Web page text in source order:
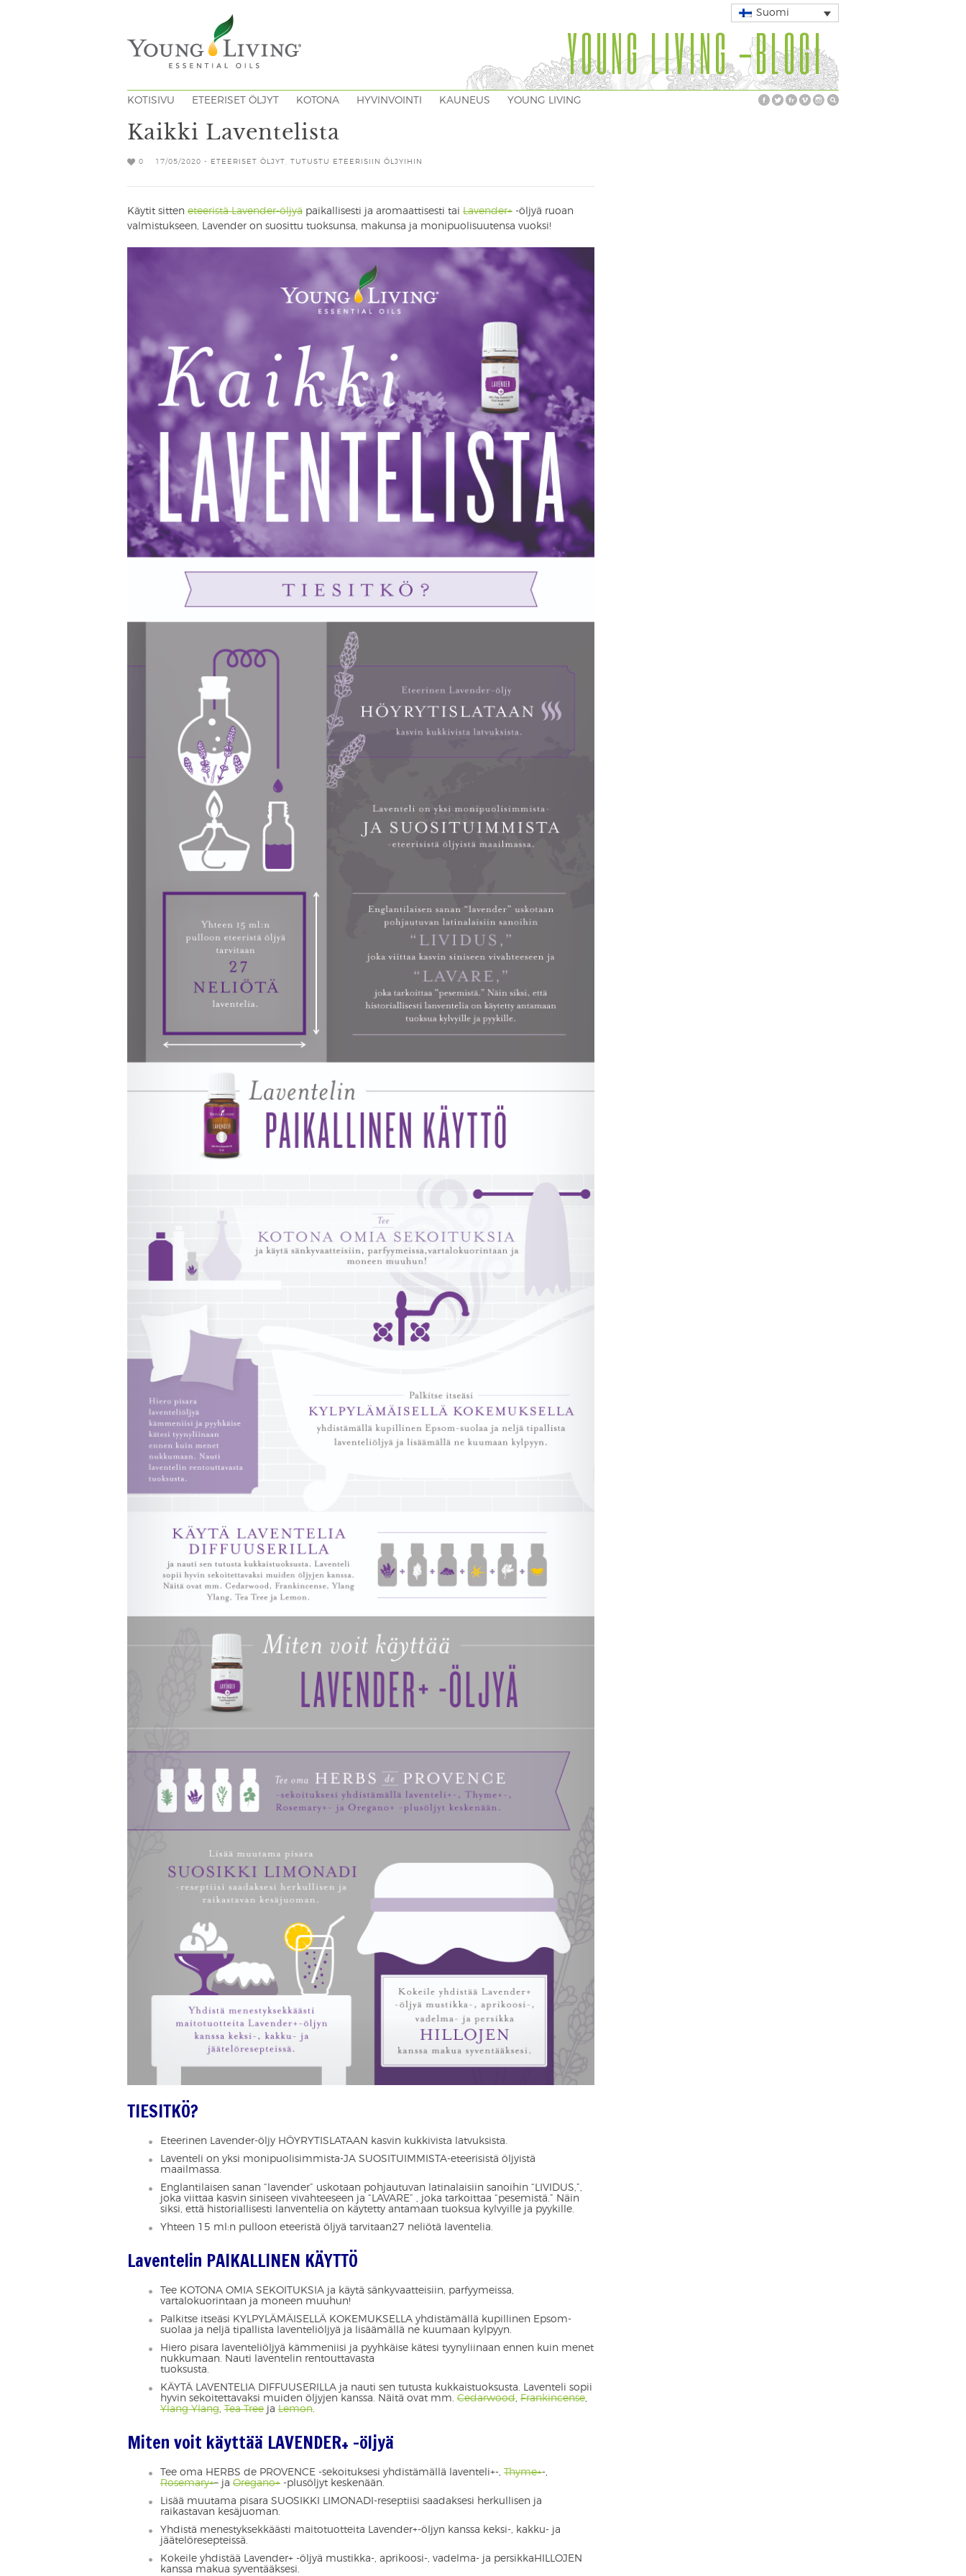
Suomi
YOUNG LIVING -BLOGI
KOTISIVU ETEERISET ÖLJYT KOTONA HYVINVOINTI KAUNEUS YOUNG LIVING
Kaikki Laventelista
0 17/05/2020 - ETEERISET ÖLJYT TUTUSTU ETEERISIIN ÖLJYIHIN
Käytit sitten eteeristä Lavender-öljyä paikallisesti ja aromaattisesti tai Lavender+ -öljyä ruoan
valmistukseen, Lavender on suosittu tuoksunsa, makunsa ja monipuolisuutensa vuoksi!
TIESITKÖ?
Eteerinen Lavender-öljy HÖYRYTISLATAAN kasvin kukkivista latvuksista.
Laventeli on yksi monipuolisimmista-JA SUOSITUIMMISTA-eteerisistä öljyistä
maailmassa.
Englantilaisen sanan “lavender” uskotaan pohjautuvan latinalaisiin sanoihin “LIVIDUS,”,
joka viittaa kasvin siniseen vivahteeseen ja “LAVARE” , joka tarkoittaa “pesemistä.” Näin
siksi, että historiallisesti lanventelia on käytetty antamaan tuoksua kylvyille ja pyykille.
Yhteen 15 ml:n pulloon eteeristä öljyä tarvitaan27 neliötä laventelia.
Laventelin PAIKALLINEN KÄYTTÖ
Tee KOTONA OMIA SEKOITUKSIA ja käytä sänkyvaatteisiin, parfyymeissa,
vartalokuorintaan ja moneen muuhun!
Palkitse itseäsi KYLPYLÄMÄISELLÄ KOKEMUKSELLA yhdistämällä kupillinen Epsom-
suolaa ja neljä tipallista laventeliöljyä ja lisäämällä ne kuumaan kylpyyn.
Hiero pisara laventeliöljyä kämmeniisi ja pyyhkäise kätesi tyynyliinaan ennen kuin menet
nukkumaan. Nauti laventelin rentouttavasta
tuoksusta.
KÄYTÄ LAVENTELIA DIFFUUSERILLA ja nauti sen tutusta kukkaistuoksusta. Laventeli sopii
hyvin sekoitettavaksi muiden öljyjen kanssa. Näitä ovat mm. Cedarwood Frankincense
Ylang Ylang Tea Tree ja Lemon
Miten voit käyttää LAVENDER+ -öljyä
Tee oma HERBS de PROVENCE -sekoituksesi yhdistämällä laventeli+-, Thyme+-,
Rosemary+– ja Oregano+ -plusöljyt keskenään.
Lisää muutama pisara SUOSIKKI LIMONADI-reseptiisi saadaksesi herkullisen ja
raikastavan kesäjuoman.
Yhdistä menestyksekkäästi maitotuotteita Lavender+-öljyn kanssa keksi-, kakku- ja
jäätelöresepteissä.
Kokeile yhdistää Lavender+ -öljyä mustikka-, aprikoosi-, vadelma- ja persikkaHILLOJEN
kanssa makua syventääksesi.